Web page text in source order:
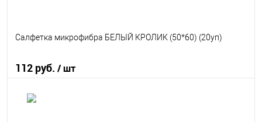
Салфетка микрофибра БЕЛЫЙ КРОЛИК (50*60) (20уп)
112 руб. / шт